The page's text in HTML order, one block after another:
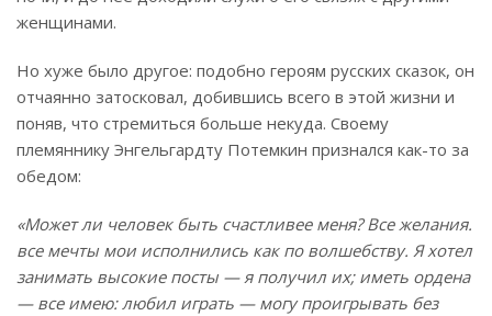
женщинами.
Но хуже было другое: подобно героям русских сказок, он
отчаянно затосковал, добившись всего в этой жизни и
поняв, что стремиться больше некуда. Своему
племяннику Энгельгардту Потемкин признался как-то за
обедом:
«Может ли человек быть счастливее меня? Все желания.
все мечты мои исполнились как по волшебству. Я хотел
занимать высокие посты — я получил их; иметь ордена
— все имею: любил играть — могу проигрывать без